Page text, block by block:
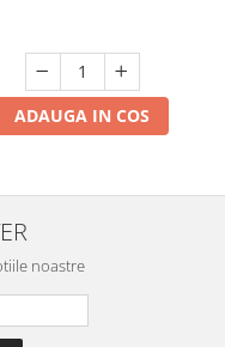
ADAUGA IN COS
noastre